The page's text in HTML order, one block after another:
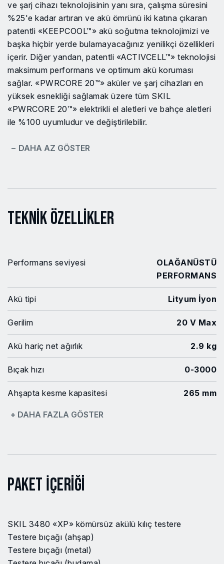
ve şarj cihazı teknolojisinin yanı sıra, çalışma süresini
%25'e kadar artıran ve akü ömrünü iki katına çıkaran
patentli «KEEPCOOL™» akü soğutma teknolojimizi ve
başka hiçbir yerde bulamayacağınız yenilikçi özellikleri
içerir. Diğer yandan, patentli «ACTIVCELL™» teknolojisi
maksimum performans ve optimum akü koruması
sağlar. «PWRCORE 20™» aküler ve şarj cihazları en
yüksek esnekliği sağlamak üzere tüm SKIL
«PWRCORE 20™» elektrikli el aletleri ve bahçe aletleri
ile %100 uyumludur ve değiştirilebilir.
− DAHA AZ GÖSTER
Teknik Özellikler
Performans seviyesi
OLAĞANÜSTÜ
PERFORMANS
Akü tipi Lityum İyon
Gerilim 20 V Max
Akü hariç net ağırlık 2.9 kg
Bıçak hızı 0-3000
Ahşapta kesme kapasitesi 265 mm
Strok uzunluğu
kapasitesi
Metalde kesme kapasitesi
Güç platformu
Fırçasız
+ DAHA FAZLA GÖSTER
Paket İçeriği
SKIL 3480 «XP» kömürsüz akülü kılıç testere
Testere bıçağı (ahşap)
Testere bıçağı (metal)